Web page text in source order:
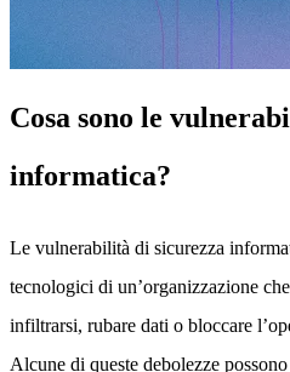
Cosa sono le
informatica?
Le vulnerabilità di sicurezza
tecnologici di un’organizzazione
infiltrarsi, rubare dati o bloccare
Alcune di queste debolezze